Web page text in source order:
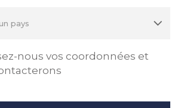
nous vos coordonnées et